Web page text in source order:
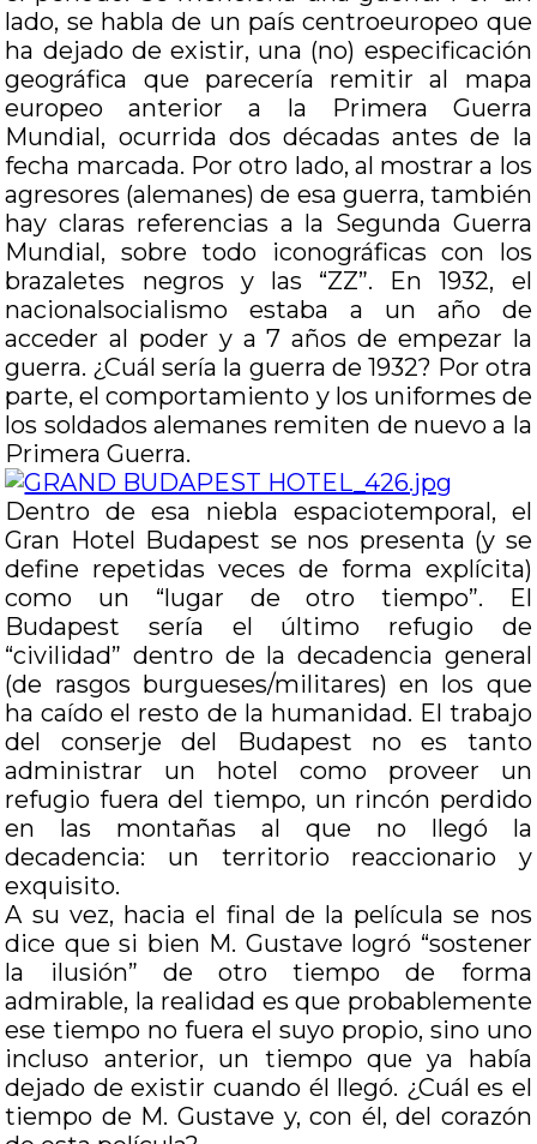
lado, se habla de un país centroeuropeo que
ha dejado de existir, una (no) especificación
geográfica que parecería remitir al mapa
europeo anterior a la Primera Guerra
Mundial, ocurrida dos décadas antes de la
fecha marcada. Por otro lado, al mostrar a los
agresores (alemanes) de esa guerra, también
hay claras referencias a la Segunda Guerra
Mundial, sobre todo iconográficas con los
brazaletes negros y las “ZZ”. En 1932, el
nacionalsocialismo estaba a un año de
acceder al poder y a 7 años de empezar la
guerra. ¿Cuál sería la guerra de 1932? Por otra
parte, el comportamiento y los uniformes de
los soldados alemanes remiten de nuevo a la
Primera Guerra.
Dentro de esa niebla espaciotemporal, el
Gran Hotel Budapest se nos presenta (y se
define repetidas veces de forma explícita)
como un “lugar de otro tiempo”. El
Budapest sería el último refugio de
“civilidad” dentro de la decadencia general
(de rasgos burgueses/militares) en los que
ha caído el resto de la humanidad. El trabajo
del conserje del Budapest no es tanto
administrar un hotel como proveer un
refugio fuera del tiempo, un rincón perdido
en las montañas al que no llegó la
decadencia: un territorio reaccionario y
exquisito.
A su vez, hacia el final de la película se nos
dice que si bien M. Gustave logró “sostener
la ilusión” de otro tiempo de forma
admirable, la realidad es que probablemente
ese tiempo no fuera el suyo propio, sino uno
incluso anterior, un tiempo que ya había
dejado de existir cuando él llegó. ¿Cuál es el
tiempo de M. Gustave y, con él, del corazón